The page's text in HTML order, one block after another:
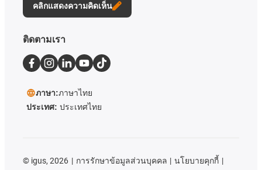
คลิกแสดงความคิดเห็น
ติดตามเรา
ภาษา:ภาษาไทย
ประเทศ: ประเทศไทย
© igus, 2026 การรักษาข้อมูลส่วนบุคคล
นโยบายคุกกี้